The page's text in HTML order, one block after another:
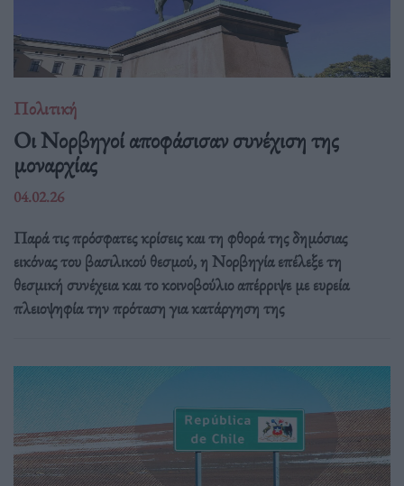
Πολιτική
Οι Νορβηγοί αποφάσισαν συνέχιση της
μοναρχίας
04.02.26
Παρά τις πρόσφατες κρίσεις και τη φθορά της δημόσιας
εικόνας του βασιλικού θεσμού, η Νορβηγία επέλεξε τη
θεσμική συνέχεια και το κοινοβούλιο απέρριψε με ευρεία
πλειοψηφία την πρόταση για κατάργηση της